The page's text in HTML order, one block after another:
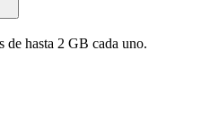
de hasta 2 GB cada uno.